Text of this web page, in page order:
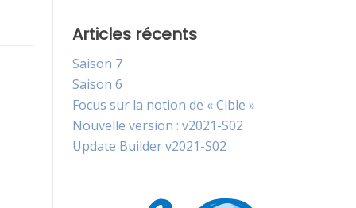
Articles récents
Saison 7
Saison 6
Focus sur la notion de « Cible »
Nouvelle version : v2021-S02
Update Builder v2021-S02